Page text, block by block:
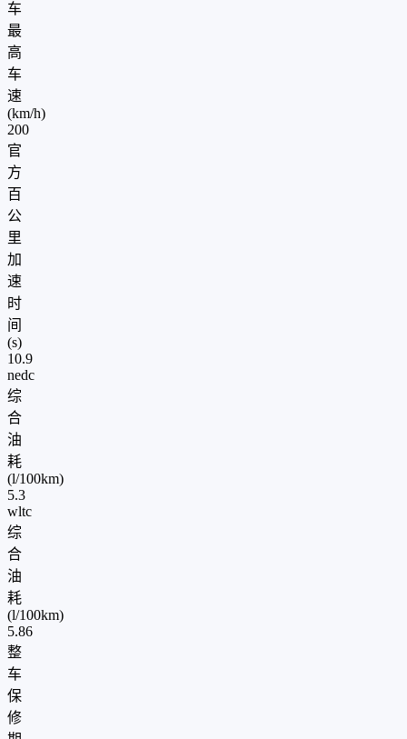
车
最
高
车
速
(km/h)
200
官
方
百
公
里
加
速
时
间
(s)
10.9
nedc
综
合
油
耗
(l/100km)
5.3
wltc
综
合
油
耗
(l/100km)
5.86
整
车
保
修